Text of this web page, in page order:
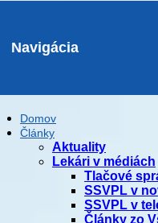
Navigácia
Domov
Články
Aktuality
Lekári v médiách
Tlačové
SSVPL v
SSVPL v
Články zo